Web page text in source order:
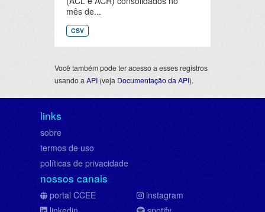
mês de...
CSV
Você também pode ter acesso a esses registros
usando a API (veja Documentação da API).
links
sobre
termos de uso
políticas de privacidade
nossos canais
portal CCEE
instagram